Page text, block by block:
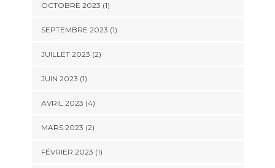
OCTOBRE 2023 (1)
SEPTEMBRE 2023 (1)
JUILLET 2023 (2)
JUIN 2023 (1)
AVRIL 2023 (4)
MARS 2023 (2)
FÉVRIER 2023 (1)